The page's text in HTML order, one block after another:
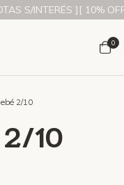
][ 10% OFF CON
0
2/10
2/10